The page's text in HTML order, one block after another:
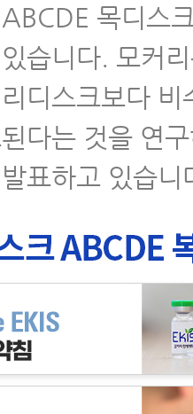
목디스
습니다. 모커
디스크보다 비
다는 것을 연
표하고 있습니